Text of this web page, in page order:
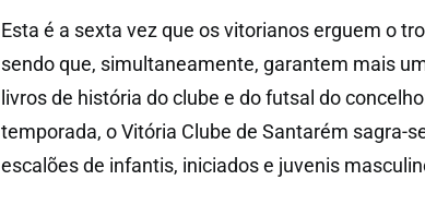
Esta é a sexta vez que os vitorianos erguem o
sendo que, simultaneamente, garantem mais
livros de história do clube e do futsal do
temporada, o Vitória Clube de Santarém sagra-
escalões de infantis, iniciados e juvenis